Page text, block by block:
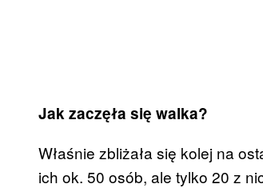
Jak zaczęła się walka?
Właśnie zbliżała się kolej na
ich ok. 50 osób, ale tylko 20 z